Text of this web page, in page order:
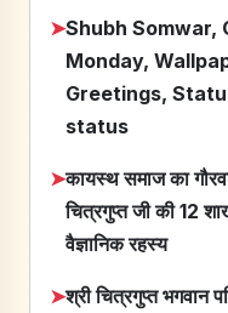
➤Shubh Somwar,
Monday,
Greetings,
status
➤कायस्थ समाज का
चित्रगुप्त जी की 12
वैज्ञानिक रहस्य
➤श्री चित्रगुप्त भगवान